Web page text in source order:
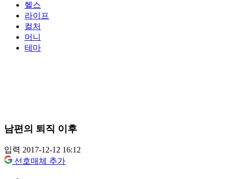
헬스
라이프
컬처
머니
테마
남편의 퇴직 이후
입력 2017-12-12 16:12
선호매체 추가